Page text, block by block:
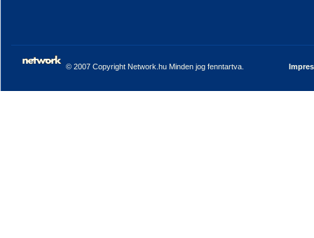
© 2007 Copyright Network.hu Minden jog fenntartva.